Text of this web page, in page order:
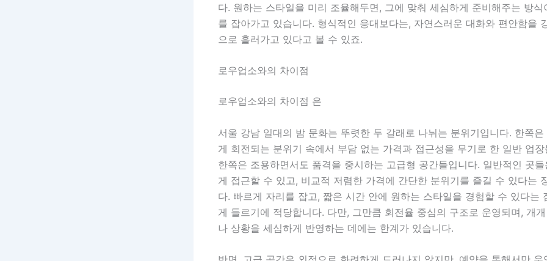
다. 원하는 스타일을 미리 조율해두면, 그에 맞춰 세심하게 준비해주는 방식
를 잡아가고 있습니다. 형식적인 응대보다는, 자연스러운 대화와 편안함을
으로 흘러가고 있다고 볼 수 있죠.
로우업소와의 차이점
로우업소와의 차이점 은
서울 강남 일대의 밤 문화는 뚜렷한 두 갈래로 나뉘는 분위기입니다. 한쪽은
게 회전되는 분위기 속에서 부담 없는 가격과 접근성을 무기로 한 일반 업장
한쪽은 조용하면서도 품격을 중시하는 고급형 공간들입니다. 일반적인 곳
게 접근할 수 있고, 비교적 저렴한 가격에 간단한 분위기를 즐길 수 있다는
다. 빠르게 자리를 잡고, 짧은 시간 안에 원하는 스타일을 경험할 수 있다는
게 들르기에 적당합니다. 다만, 그만큼 회전율 중심의 구조로 운영되며, 개
나 상황을 세심하게 반영하는 데에는 한계가 있습니다.